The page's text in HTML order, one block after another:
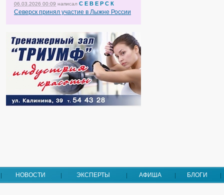
06.03.2026 00:09 написал С Е В Е Р С К
Северск принял участие в Лыжне России
НОВОСТИ ЭКСПЕРТЫ АФИША БЛОГИ